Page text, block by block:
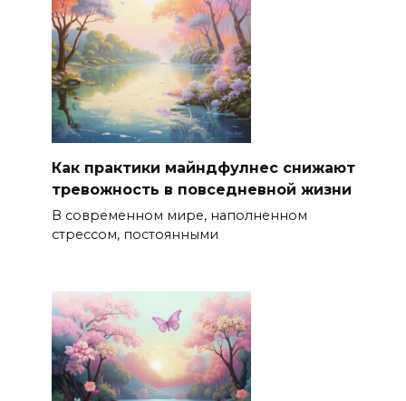
Как практики майндфулнес снижают
тревожность в повседневной жизни
В современном мире, наполненном
стрессом, постоянными